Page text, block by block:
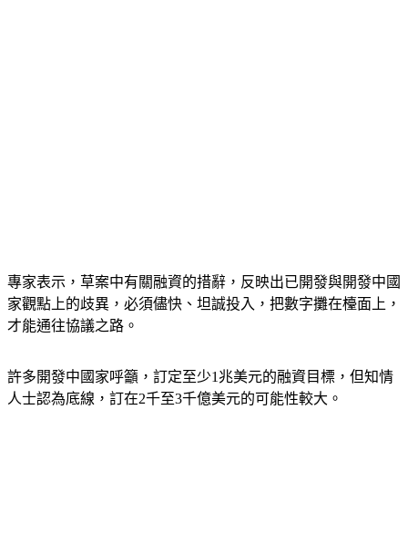
專家表示，草案中有關融資的措辭，反映出已開發與開發中國
家觀點上的歧異，必須儘快、坦誠投入，把數字攤在檯面上，
才能通往協議之路。
許多開發中國家呼籲，訂定至少1兆美元的融資目標，但知情
人士認為底線，訂在2千至3千億美元的可能性較大。